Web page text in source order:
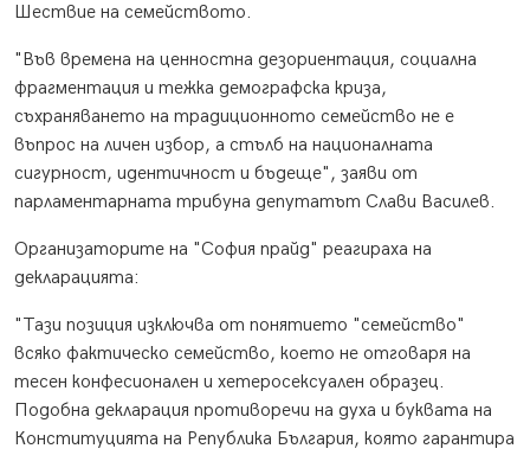
Шествие на семейството.
"Във времена на ценностна дезориентация, социална
фрагментация и тежка демографска криза,
съхраняването на традиционното семейство не е
въпрос на личен избор, а стълб на националната
сигурност, идентичност и бъдеще", заяви от
парламентарната трибуна депутатът Слави Василев.
Организаторите на "София прайд" реагираха на
декларацията:
"Тази позиция изключва от понятието "семейство"
всяко фактическо семейство, което не отговаря на
тесен конфесионален и хетеросексуален образец.
Подобна декларация противоречи на духа и буквата на
Конституцията на Република България, която гарантира